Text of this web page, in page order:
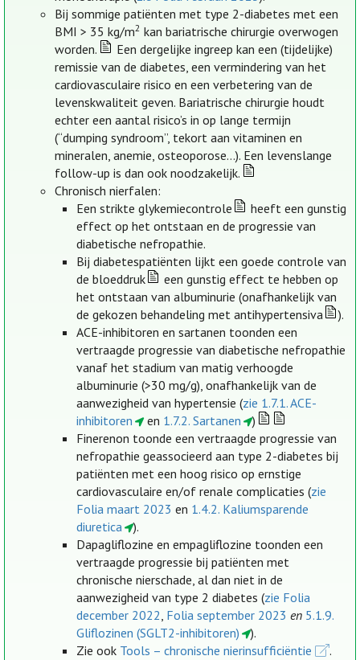
Bij sommige patiënten met type 2-diabetes met een
BMI > 35 kg/m2 kan bariatrische chirurgie overwogen
worden.
Een dergelijke ingreep kan een (tijdelijke)
remissie van de diabetes, een vermindering van het
cardiovasculaire risico en een verbetering van de
levenskwaliteit geven. Bariatrische chirurgie houdt
echter een aantal risico’s in op lange termijn
(“dumping syndroom”, tekort aan vitaminen en
mineralen, anemie, osteoporose…). Een levenslange
follow-up is dan ook noodzakelijk.
Chronisch nierfalen:
Een strikte glykemiecontrole
heeft een gunstig
effect op het ontstaan en de progressie van
diabetische nefropathie.
Bij diabetespatiënten lijkt een goede controle van
de bloeddruk
een gunstig effect te hebben op
het ontstaan van albuminurie (onafhankelijk van
de gekozen behandeling met antihypertensiva
).
ACE-inhibitoren en sartanen toonden een
vertraagde progressie van diabetische nefropathie
vanaf het stadium van matig verhoogde
albuminurie (>30 mg/g), onafhankelijk van de
aanwezigheid van hypertensie (zie 1.7.1. ACE-
inhibitoren
en 1.7.2. Sartanen
)
Finerenon toonde een vertraagde progressie van
nefropathie geassocieerd aan type 2-diabetes bij
patiënten met een hoog risico op ernstige
cardiovasculaire en/of renale complicaties (zie
Folia maart 2023 en 1.4.2. Kaliumsparende
diuretica
).
Dapagliflozine en empagliflozine toonden een
vertraagde progressie bij patiënten met
chronische nierschade, al dan niet in de
aanwezigheid van type 2 diabetes (zie Folia
december 2022, Folia september 2023 en 5.1.9.
Gliflozinen (SGLT2-inhibitoren)
).
Zie ook Tools – chronische nierinsufficiëntie
.